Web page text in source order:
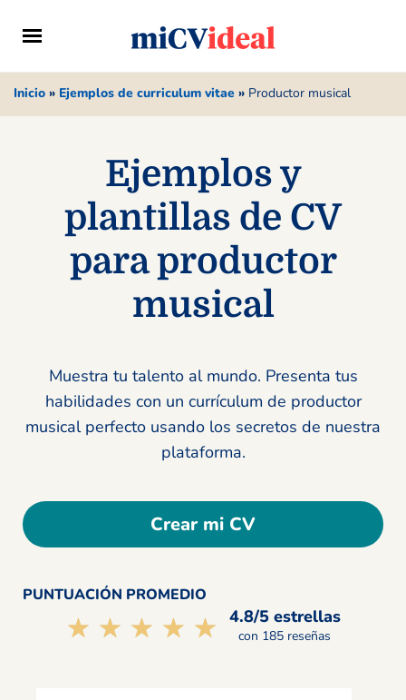
Inicio » Ejemplos de curriculum vitae » Productor musical
Ejemplos y
plantillas de CV
para productor
musical
Muestra tu talento al mundo. Presenta tus
habilidades con un currículum de productor
musical perfecto usando los secretos de nuestra
plataforma.
Crear mi CV
PUNTUACIÓN PROMEDIO
☆☆☆☆☆
★★★★★ 4.8/5 estrellas
con 185 reseñas